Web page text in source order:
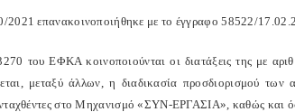
επανακοινοποιήθηκε με το έγγραφο 58522/
του ΕΦΚΑ κοινοποιούνται οι διατάξεις της με
μεταξύ άλλων, η διαδικασία προσδιορισμού
στο Μηχανισμό «ΣΥΝ-ΕΡΓΑΣΙΑ», καθώς και